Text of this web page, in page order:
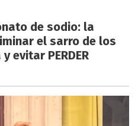
de sodio: la
el sarro de los
evitar PERDER